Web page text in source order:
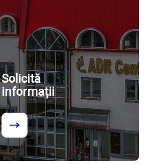
Solicită
informații